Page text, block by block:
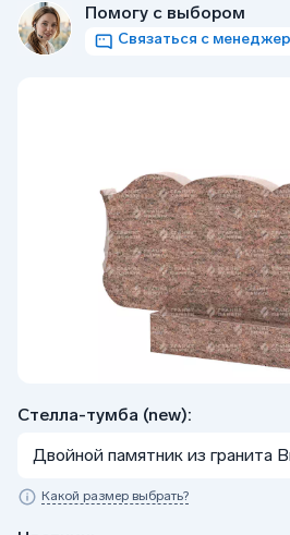
Помогу с выбором
Связаться с
Стелла-тумба (new):
Двойной памятник из гранита
Какой размер выбрать?